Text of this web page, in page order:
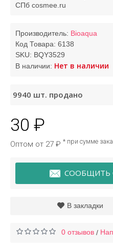
СПб cosmee.ru
Производитель: Bioaqua
Код Товара: 6138
SKU: BQY3529
В наличии: Нет в наличии
9940 шт. продано
30 ₽
Оптом от 27 ₽ * при сумме
СООБЩИТЬ
В закладки
0 отзывов /